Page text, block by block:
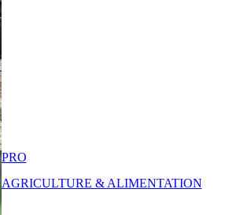
PRO
AGRICULTURE & ALIMENTATION